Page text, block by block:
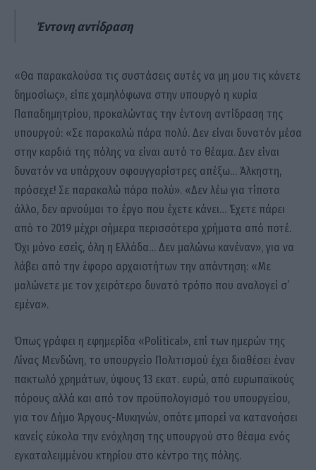
Έντονη αντίδραση
«Θα παρακαλούσα τις συστάσεις αυτές να μη μου τις κάνετε
δημοσίως», είπε χαμηλόφωνα στην υπουργό η κυρία
Παπαδημητρίου, προκαλώντας την έντονη αντίδραση της
υπουργού: «Σε παρακαλώ πάρα πολύ. Δεν είναι δυνατόν μέσα
στην καρδιά της πόλης να είναι αυτό το θέαμα. Δεν είναι
δυνατόν να υπάρχουν σφουγγαρίστρες απέξω… Άλκηστη,
πρόσεχε! Σε παρακαλώ πάρα πολύ». «Δεν λέω για τίποτα
άλλο, δεν αρνούμαι το έργο που έχετε κάνει… Έχετε πάρει
από το 2019 μέχρι σήμερα περισσότερα χρήματα από ποτέ.
Όχι μόνο εσείς, όλη η Ελλάδα… Δεν μαλώνω κανέναν», για να
λάβει από την έφορο αρχαιοτήτων την απάντηση: «Με
μαλώνετε με τον χειρότερο δυνατό τρόπο που αναλογεί σ’
εμένα».
Όπως γράφει η εφημερίδα «Political», επί των ημερών της
Λίνας Μενδώνη, το υπουργείο Πολιτισμού έχει διαθέσει έναν
πακτωλό χρημάτων, ύψους 13 εκατ. ευρώ, από ευρωπαϊκούς
πόρους αλλά και από τον προϋπολογισμό του υπουργείου,
για τον Δήμο Άργους-Μυκηνών, οπότε μπορεί να κατανοήσει
κανείς εύκολα την ενόχληση της υπουργού στο θέαμα ενός
εγκαταλειμμένου κτηρίου στο κέντρο της πόλης.